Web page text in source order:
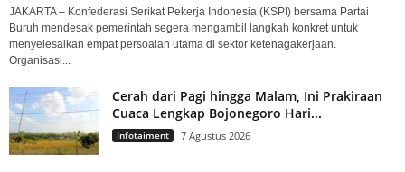
JAKARTA – Konfederasi Serikat Pekerja Indonesia (KSPI) bersama Partai
Buruh mendesak pemerintah segera mengambil langkah konkret untuk
menyelesaikan empat persoalan utama di sektor ketenagakerjaan.
Organisasi...
Cerah dari Pagi hingga Malam, Ini Prakiraan
Cuaca Lengkap Bojonegoro Hari...
Infotaiment 7 Agustus 2026